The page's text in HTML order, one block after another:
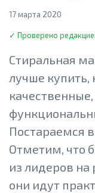
17 марта 2020
✓ Проверено
Стиральная
лучше купить,
Постараемся
Отметим, что
из лидеров
они идут